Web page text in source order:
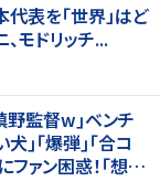
代表を「世界」はど
モドリッチ...
野監督w｣ベンチ
犬｣｢爆弾｣｢合コ
ファン困惑！｢想像